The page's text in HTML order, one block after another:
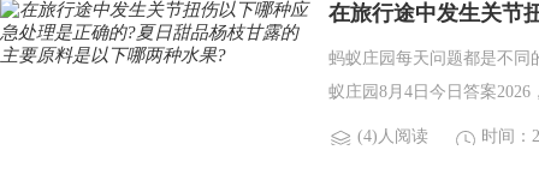
在旅行途中发生关节
蚂蚁庄园每天问题都是不同
蚁庄园8月4日今日答案
(4)人阅读 时间：